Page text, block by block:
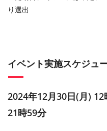
り選出
イベント実施スケジュ
2024年12月30日(月)
21時59分